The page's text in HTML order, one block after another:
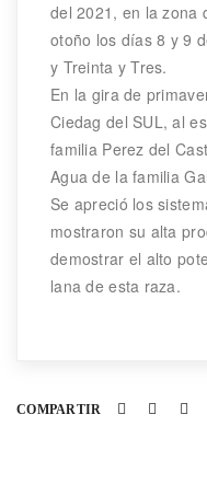
del 2021, en la zona
otoño los días 8 y 9
y Treinta y Tres.
En la gira de
Ciedag del SUL, al
familia Perez del
Agua de la familia
Se apreció los
mostraron su alta
demostrar el alto
lana de esta raza.
COMPARTIR